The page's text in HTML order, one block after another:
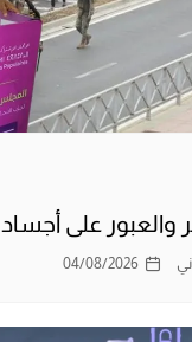
على
04/08/2026